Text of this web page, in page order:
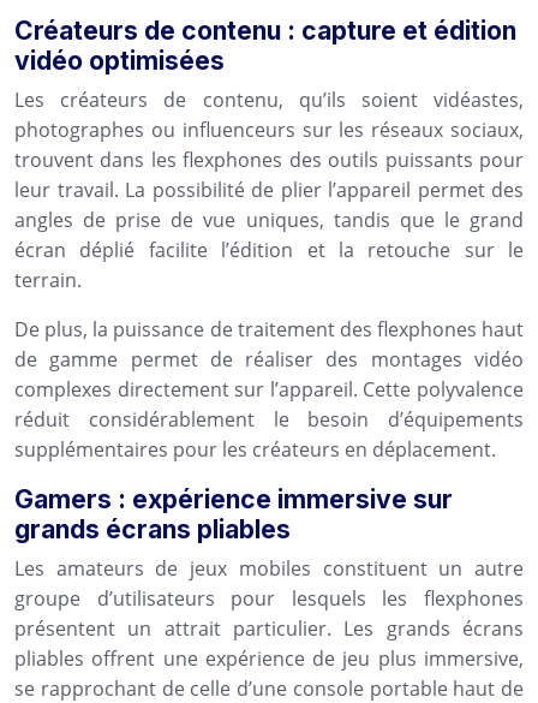
Créateurs de contenu : capture et édition
vidéo optimisées
Les créateurs de contenu, qu’ils soient vidéastes,
photographes ou influenceurs sur les réseaux sociaux,
trouvent dans les flexphones des outils puissants pour
leur travail. La possibilité de plier l’appareil permet des
angles de prise de vue uniques, tandis que le grand
écran déplié facilite l’édition et la retouche sur le
terrain.
De plus, la puissance de traitement des flexphones haut
de gamme permet de réaliser des montages vidéo
complexes directement sur l’appareil. Cette polyvalence
réduit considérablement le besoin d’équipements
supplémentaires pour les créateurs en déplacement.
Gamers : expérience immersive sur
grands écrans pliables
Les amateurs de jeux mobiles constituent un autre
groupe d’utilisateurs pour lesquels les flexphones
présentent un attrait particulier. Les grands écrans
pliables offrent une expérience de jeu plus immersive,
se rapprochant de celle d’une console portable haut de